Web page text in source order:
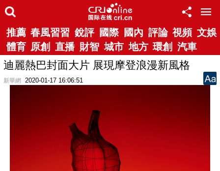
推薦 春風習習 銳評 國際 國內 評論 視頻 文娛
體育 原創 直播 財智 城市 地方 環創 汽車
迪麗熱巴封面大片 展現摩登浪漫新風格
新華網 2020-01-17 16:06:51